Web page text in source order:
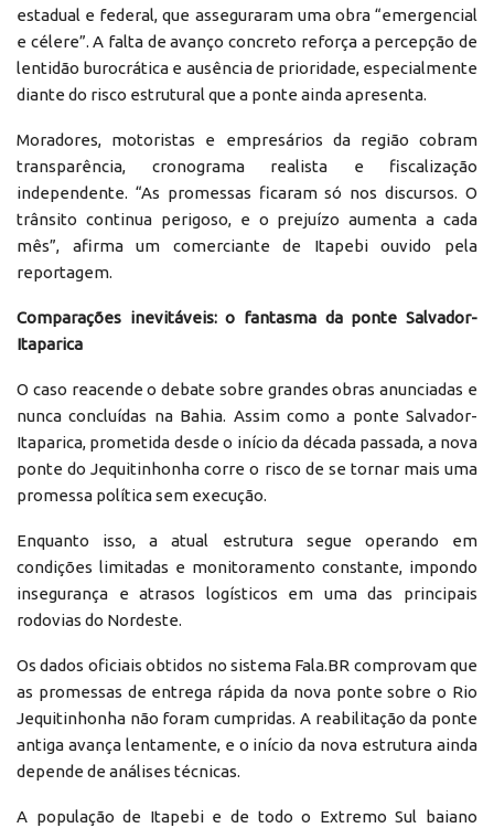
estadual e federal, que asseguraram uma obra “emergencial
e célere”. A falta de avanço concreto reforça a percepção de
lentidão burocrática e ausência de prioridade, especialmente
diante do risco estrutural que a ponte ainda apresenta.
Moradores, motoristas e empresários da região cobram
transparência, cronograma realista e fiscalização
independente. “As promessas ficaram só nos discursos. O
trânsito continua perigoso, e o prejuízo aumenta a cada
mês”, afirma um comerciante de Itapebi ouvido pela
reportagem.
Comparações inevitáveis: o fantasma da ponte Salvador-
Itaparica
O caso reacende o debate sobre grandes obras anunciadas e
nunca concluídas na Bahia. Assim como a ponte Salvador-
Itaparica, prometida desde o início da década passada, a nova
ponte do Jequitinhonha corre o risco de se tornar mais uma
promessa política sem execução.
Enquanto isso, a atual estrutura segue operando em
condições limitadas e monitoramento constante, impondo
insegurança e atrasos logísticos em uma das principais
rodovias do Nordeste.
Os dados oficiais obtidos no sistema Fala.BR comprovam que
as promessas de entrega rápida da nova ponte sobre o Rio
Jequitinhonha não foram cumpridas. A reabilitação da ponte
antiga avança lentamente, e o início da nova estrutura ainda
depende de análises técnicas.
A população de Itapebi e de todo o Extremo Sul baiano